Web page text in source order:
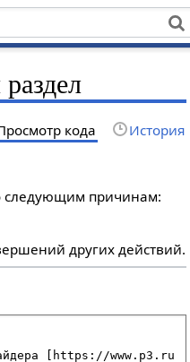
кода История
следующим причинам:
других действий.